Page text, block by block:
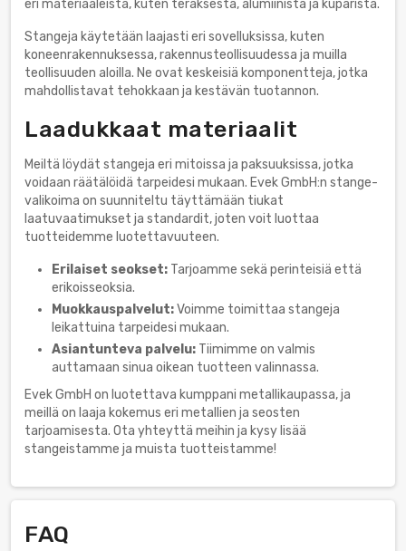
eri materiaaleista, kuten teräksestä, alumiinista ja kuparista.
Stangeja käytetään laajasti eri sovelluksissa, kuten
koneenrakennuksessa, rakennusteollisuudessa ja muilla
teollisuuden aloilla. Ne ovat keskeisiä komponentteja, jotka
mahdollistavat tehokkaan ja kestävän tuotannon.
Laadukkaat materiaalit
Meiltä löydät stangeja eri mitoissa ja paksuuksissa, jotka
voidaan räätälöidä tarpeidesi mukaan. Evek GmbH:n stange-
valikoima on suunniteltu täyttämään tiukat
laatuvaatimukset ja standardit, joten voit luottaa
tuotteidemme luotettavuuteen.
Erilaiset seokset: Tarjoamme sekä perinteisiä että
erikoisseoksia.
Muokkauspalvelut:Voimme toimittaa stangeja
leikattuina tarpeidesi mukaan.
Asiantunteva palvelu: Tiimimme on valmis
auttamaan sinua oikean tuotteen valinnassa.
Evek GmbH on luotettava kumppani metallikaupassa, ja
meillä on laaja kokemus eri metallien ja seosten
tarjoamisesta. Ota yhteyttä meihin ja kysy lisää
stangeistamme ja muista tuotteistamme!
FAQ